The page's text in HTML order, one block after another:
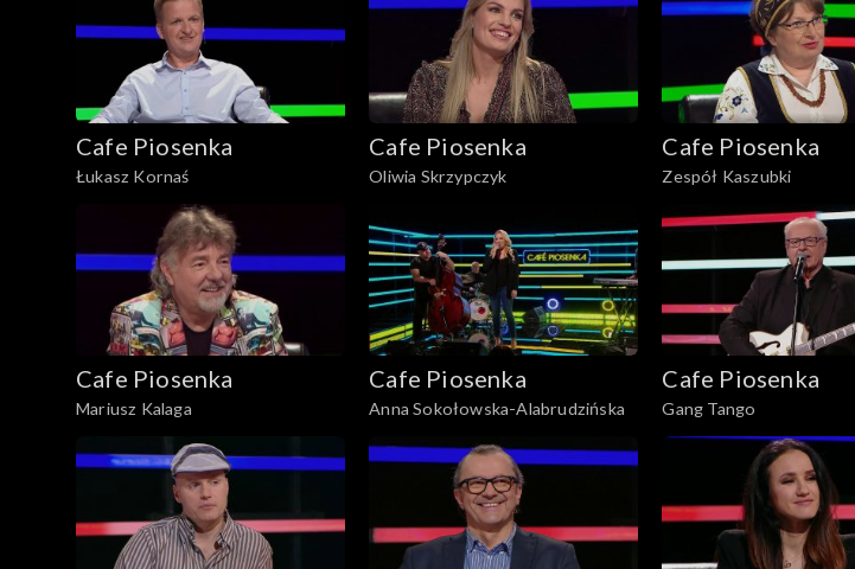
Cafe Piosenka
Łukasz Kornaś
Cafe Piosenka
Oliwia Skrzypczyk
Cafe Piosenka
Zespół Kaszubki
Cafe Piosenka
Mariusz Kalaga
Cafe Piosenka
Anna Sokołowska-Alabrudzińska
Cafe Piosenka
Gang Tango